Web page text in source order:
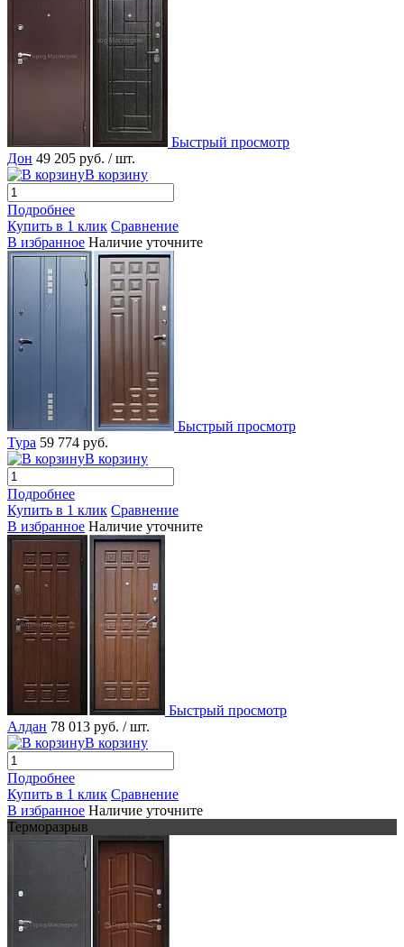
Быстрый просмотр
Дон 49 205 руб. / шт.
В корзину
Подробнее
Купить в 1 клик Сравнение
В избранное Наличие уточните
Быстрый просмотр
Тура 59 774 руб.
В корзину
Подробнее
Купить в 1 клик Сравнение
В избранное Наличие уточните
Быстрый просмотр
Алдан 78 013 руб. / шт.
В корзину
Подробнее
Купить в 1 клик Сравнение
В избранное Наличие уточните
Терморазрыв